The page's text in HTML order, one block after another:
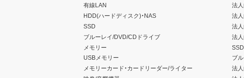
有線LAN
HDD(ハードディスク)・NAS
SSD
ブルーレイ/DVD/CDドライブ
メモリー
USBメモリー
メモリーカード・カードリーダー/ライター
法
法
法
法
SSD
ブ
法